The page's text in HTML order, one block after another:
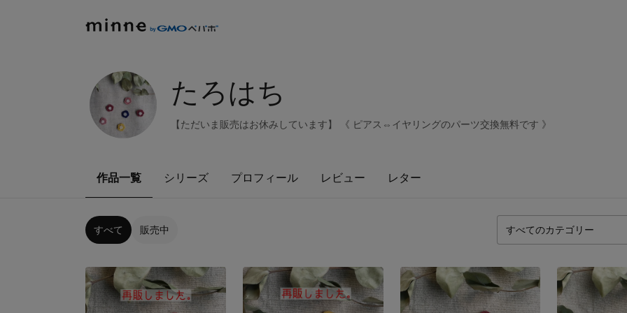
たろはち
【ただいま販売はお休みしています】 《 ピアス⇔イヤリングのパーツ交換無料です 》
作品一覧 シリーズ プロフィール レビュー レター
すべて 販売中